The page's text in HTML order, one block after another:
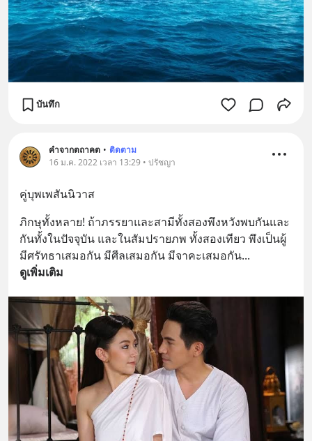
บันทึก
คำจากตถาคต • ติดตาม
16 ม.ค. 2022 เวลา 13:29 • ปรัชญา
คู่บุพเพสันนิวาส
ภิกษุทั้งหลาย! ถ้าภรรยาและสามีทั้งสองพึงหวังพบกันและ
กันทั้งในปัจจุบัน และในสัมปรายภพ ทั้งสองเทียว พึงเป็นผู้
มีศรัทธาเสมอกัน มีศีลเสมอกัน มีจาคะเสมอกัน...
ดูเพิ่มเติม